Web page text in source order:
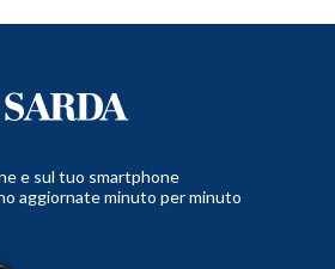
e sul tuo smartphone
aggiornate minuto per minuto